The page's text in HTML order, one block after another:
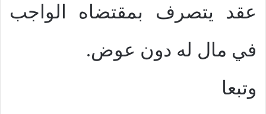
عقد يتصرف بمقتضاه الواجب
في مال له دون عوض.
وتبعا